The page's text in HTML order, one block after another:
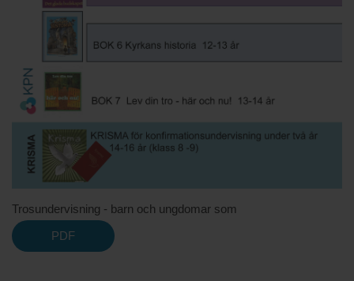
Trosundervisning - barn och ungdomar som
PDF